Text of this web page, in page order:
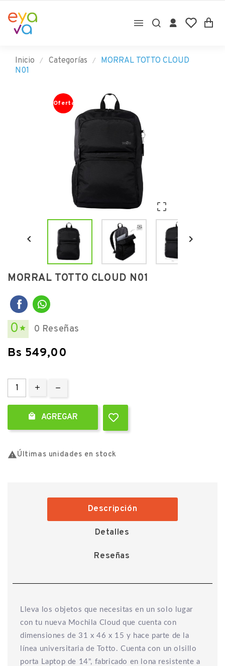

Inicio Categorías
MORRAL TOTTO CLOUD
N01
Oferta

 
MORRAL TOTTO CLOUD N01
0  0 Reseñas
Bs 549,00
 AGREGAR
Últimas unidades en stock
Descripción
Detalles
Reseñas
Lleva los objetos que necesitas en un solo lugar
con tu nueva Mochila Cloud que cuenta con
dimensiones de 31 x 46 x 15 y hace parte de la
línea universitaria de Totto. Cuenta con un olsillo
porta Laptop de 14", fabricado en lona resistente a